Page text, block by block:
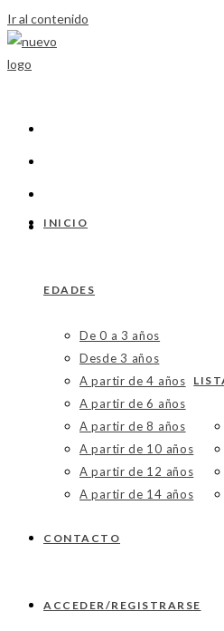
Ir al contenido
INICIO
EDADES
De 0 a 3 años
Desde 3 años
A partir de 4 años
A partir de 6 años
A partir de 8 años
A partir de 10 años
A partir de 12 años
A partir de 14 años
CONTACTO
ACCEDER/REGISTRARSE